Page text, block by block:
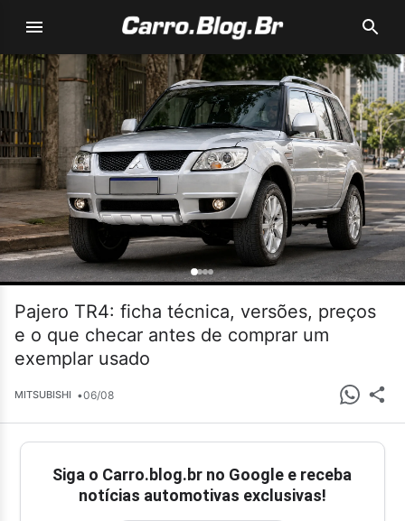
Pajero TR4: ficha técnica, versões, preços
e o que checar antes de comprar um
exemplar usado
MITSUBISHI •06/08
Siga o Carro.blog.br no Google e receba
notícias automotivas exclusivas!